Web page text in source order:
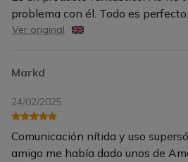
problema con él. Todo es perfecto.
Ver original
Markd
24/02/2025
Comunicación nítida y uso
amigo me había dado unos de